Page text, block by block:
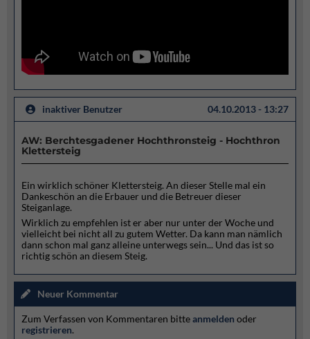
inaktiver Benutzer 04.10.2013 - 13:27
AW: Berchtesgadener Hochthronsteig - Hochthron
Klettersteig
Ein wirklich schöner Klettersteig. An dieser Stelle mal ein
Dankeschön an die Erbauer und die Betreuer dieser
Steiganlage.
Wirklich zu empfehlen ist er aber nur unter der Woche und
vielleicht bei nicht all zu gutem Wetter. Da kann man nämlich
dann schon mal ganz alleine unterwegs sein... Und das ist so
richtig schön an diesem Steig.
Neuer Kommentar
Zum Verfassen von Kommentaren bitteanmelden oder
registrieren.